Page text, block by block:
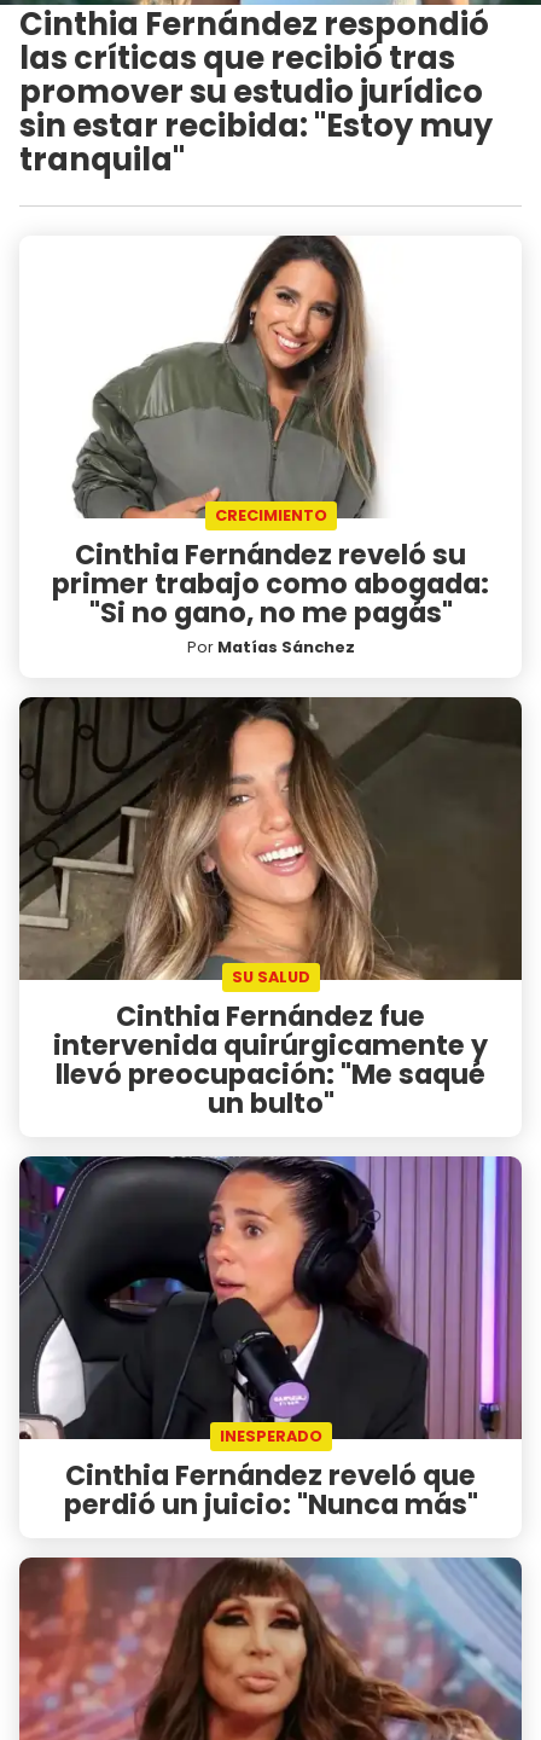
Cinthia Fernández respondió
las críticas que recibió tras
promover su estudio jurídico
sin estar recibida: "Estoy muy
tranquila"
CRECIMIENTO
Cinthia Fernández reveló su
primer trabajo como abogada:
"Si no gano, no me pagás"
Por Matías Sánchez
SU SALUD
Cinthia Fernández fue
intervenida quirúrgicamente y
llevó preocupación: "Me saqué
un bulto"
INESPERADO
Cinthia Fernández reveló que
perdió un juicio: "Nunca más"